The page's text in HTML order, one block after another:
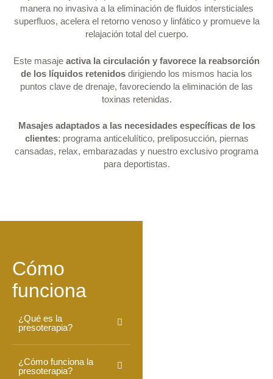
manera no invasiva a la eliminación de fluidos intersticiales
superfluos, acelera el retorno venoso y linfático y promueve la
relajación total del cuerpo.
Este masaje activa la circulación y favorece la reabsorción
de los líquidos retenidos dirigiendo los mismos hacia los
puntos clave de drenaje, favoreciendo la eliminación de las
toxinas retenidas.
Masajes adaptados a las necesidades específicas de los
clientes: programa anticelulítico, preliposucción, piernas
cansadas, relax, embarazadas y nuestro exclusivo programa
para deportistas.
Cómo
funciona
¿Qué es la
presoterapia?
¿Cómo funciona la
presoterapia?